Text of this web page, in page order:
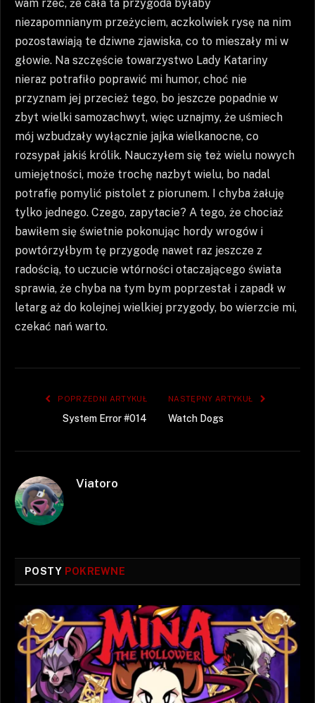
wam rzec, że cała ta przygoda byłaby
niezapomnianym przeżyciem, aczkolwiek rysę na nim
pozostawiają te dziwne zjawiska, co to mieszały mi w
głowie. Na szczęście towarzystwo Lady Katariny
nieraz potrafiło poprawić mi humor, choć nie
przyznam jej przecież tego, bo jeszcze popadnie w
zbyt wielki samozachwyt, więc uznajmy, że uśmiech
mój wzbudzały wyłącznie jajka wielkanocne, co
rozsypał jakiś królik. Nauczyłem się też wielu nowych
umiejętności, może trochę nazbyt wielu, bo nadal
potrafię pomylić pistolet z piorunem. I chyba żałuję
tylko jednego. Czego, zapytacie? A tego, że chociaż
bawiłem się świetnie pokonując hordy wrogów i
powtórzyłbym tę przygodę nawet raz jeszcze z
radością, to uczucie wtórności otaczającego świata
sprawia, że chyba na tym bym poprzestał i zapadł w
letarg aż do kolejnej wielkiej przygody, bo wierzcie mi,
czekać nań warto.
POPRZEDNI ARTYKUŁ
System Error #014
NASTĘPNY ARTYKUŁ
Watch Dogs
Viatoro
POSTY POKREWNE